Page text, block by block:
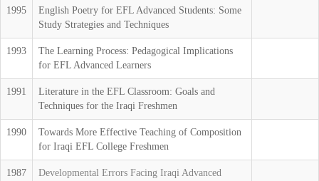
1995
English Poetry for EFL Advanced Students: Some
Study Strategies and Techniques
1993
The Learning Process: Pedagogical Implications
for EFL Advanced Learners
1991
Literature in the EFL Classroom: Goals and
Techniques for the Iraqi Freshmen
1990
Towards More Effective Teaching of Composition
for Iraqi EFL College Freshmen
1987
Developmental Errors Facing Iraqi Advanced